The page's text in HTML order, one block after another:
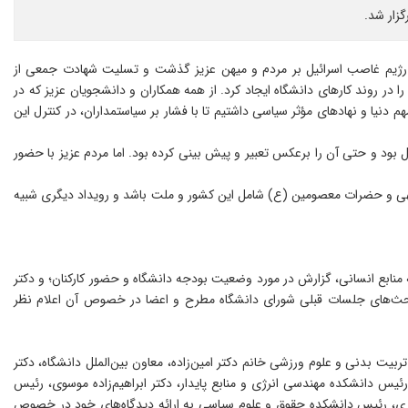
رژیم غاصب اسرائیل بر مردم و میهن عزیز گذشت و تسلیت شهادت جمعی از
روند کارهای دانشگاه ایجاد کرد. از همه همکاران و دانشجویان عزیز که در
و نهادهای مؤثر سیاسی داشتیم تا با فشار بر سیاستمداران، در کنترل این
از نقش حضور مردم غافل بود و حتی آن را برعکس تعبیر و پیش بینی کرده بود. اما مردم عزیز با حضور
الهی و حضرات معصومین (ع) شامل این کشور و ملت باشد و رویداد دیگری شبیه
انسانی، گزارش در مورد وضعیت بودجه دانشگاه و حضور کارکنان؛ و دکتر
بحث‌های جلسات قبلی شورای دانشگاه مطرح و اعضا در خصوص آن اعلام نظر
بدنی و علوم ورزشی خانم دکتر امین‌زاده، معاون بین‌الملل دانشگاه، دکتر
مهندسی انرژی و منابع پایدار، دکتر ابراهیم‌زاده موسوی، رئیس